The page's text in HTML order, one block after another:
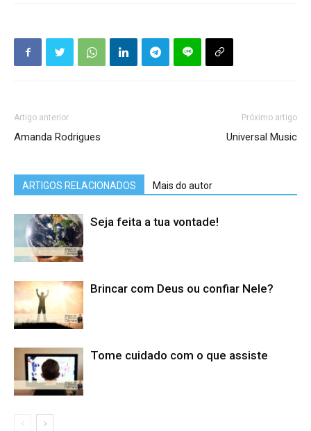
Artigo anterior
Amanda Rodrigues
Próximo artigo
Universal Music
ARTIGOS RELACIONADOS Mais do autor
Seja feita a tua vontade!
Brincar com Deus ou confiar Nele?
Tome cuidado com o que assiste